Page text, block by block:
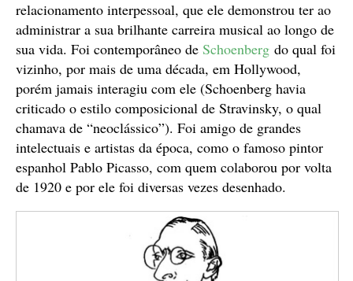
relacionamento interpessoal, que ele demonstrou ter ao
administrar a sua brilhante carreira musical ao longo de
sua vida. Foi contemporâneo de Schoenberg do qual foi
vizinho, por mais de uma década, em Hollywood,
porém jamais interagiu com ele (Schoenberg havia
criticado o estilo composicional de Stravinsky, o qual
chamava de “neoclássico”). Foi amigo de grandes
intelectuais e artistas da época, como o famoso pintor
espanhol Pablo Picasso, com quem colaborou por volta
de 1920 e por ele foi diversas vezes desenhado.